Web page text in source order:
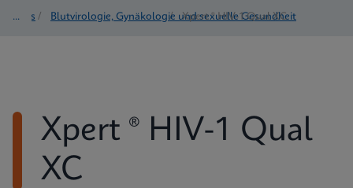
Tests / Blutvirologie, Gynäkologie und sexuelle Gesundheit
/ Xpert ® HIV-1 Qual XC
Xpert ® HIV-1 Qual
XC